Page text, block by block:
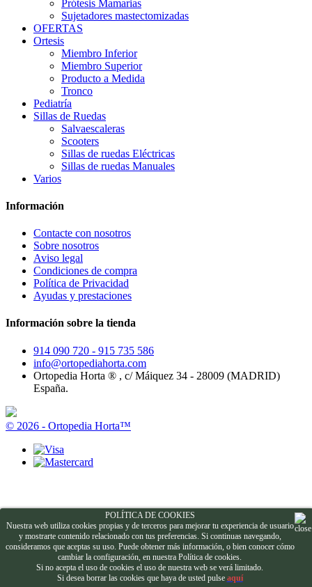
POLÍTICA DE COOKIES
Nuestra web utiliza cookies propias y de terceros para mejorar tu experiencia de usuario
y mostrarte contenido relacionado con tus preferencias. Si continuas navegando,
consideramos que aceptas su uso. Puede obtener más información, o bien conocer cómo
cambiar la configuración, en nuestra Política de cookies.
Si no acepta el uso de cookies el uso de nuestra web se verá limitado.
Si desea borrar las cookies que haya de usted pulse aquí
Prótesis Mamarias
Sujetadores mastectomizadas
OFERTAS
Ortesis
Miembro Inferior
Miembro Superior
Producto a Medida
Tronco
Pediatría
Sillas de Ruedas
Salvaescaleras
Scooters
Sillas de ruedas Eléctricas
Sillas de ruedas Manuales
Varios
Información
Contacte con nosotros
Sobre nosotros
Aviso legal
Condiciones de compra
Política de Privacidad
Ayudas y prestaciones
Información sobre la tienda
914 090 720 - 915 735 586
info@ortopediahorta.com
Ortopedia Horta ® , c/ Máiquez 34 - 28009 (MADRID)
España.
© 2026 - Ortopedia Horta™